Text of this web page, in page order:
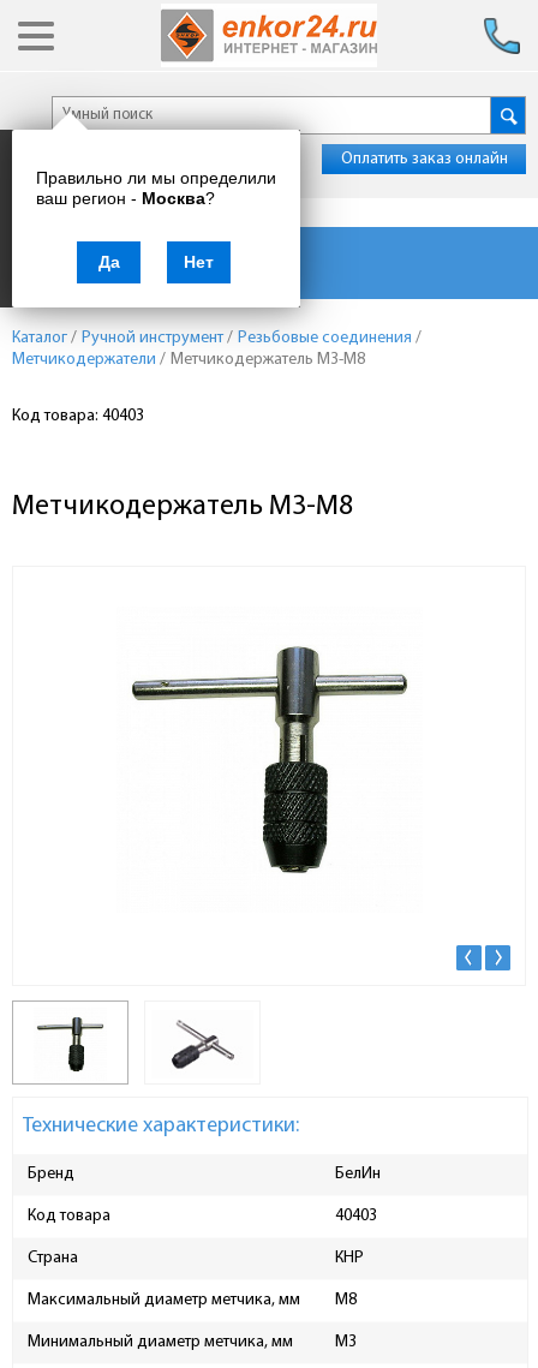
Правильно ли мы определили
ваш регион - Москва?
Да Нет
Оплатить заказ онлайн
Каталог товаров
Каталог / Ручной инструмент/ Резьбовые соединения /
Метчикодержатели / Метчикодержатель М3-М8
Код товара: 40403
Метчикодержатель М3-М8
Технические характеристики:
Бренд БелИн
Код товара 40403
Страна КНР
Максимальный диаметр метчика, мм M8
Минимальный диаметр метчика, мм М3